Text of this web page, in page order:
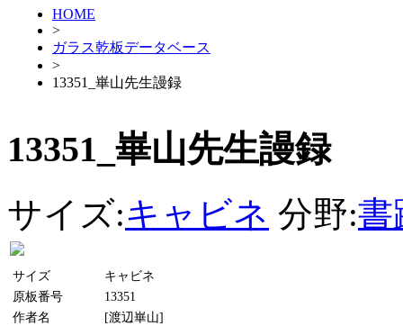
HOME
>
ガラス乾板データベース
>
13351_崋山先生謾録
13351_崋山先生謾録
サイズ:キャビネ 分野:書
サイズ
キャビネ
原板番号
13351
作者名
[渡辺崋山]